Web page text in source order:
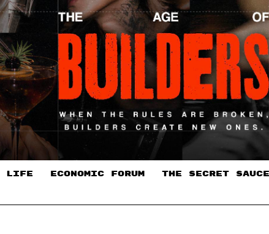
LIFE ECONOMIC FORUM THE SECRET SAUCE​